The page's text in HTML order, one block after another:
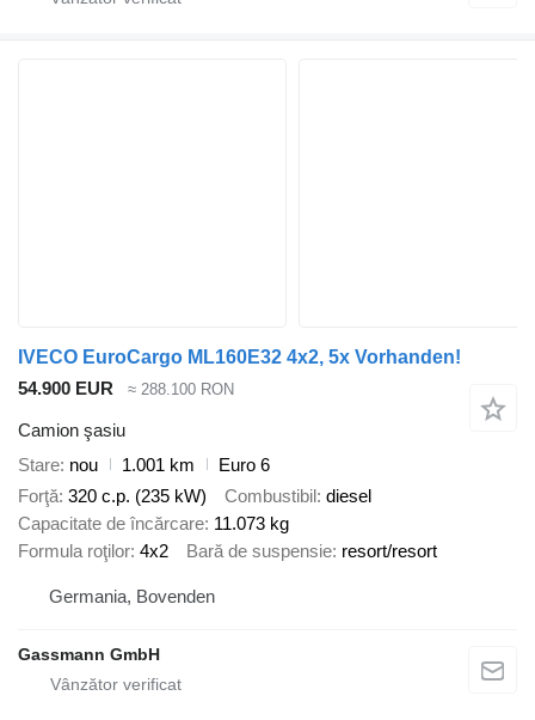
IVECO EuroCargo ML160E32 4x2, 5x Vorhanden!
54.900 EUR
≈ 288.100 RON
Camion şasiu
Stare nou 1.001 km
Euro 6
Forţă 320 c.p. (235 kW) Combustibil diesel
Capacitate de încărcare 11.073 kg
Formula roţilor 4x2 Bară de suspensie resort/resort
Germania, Bovenden
Gassmann GmbH